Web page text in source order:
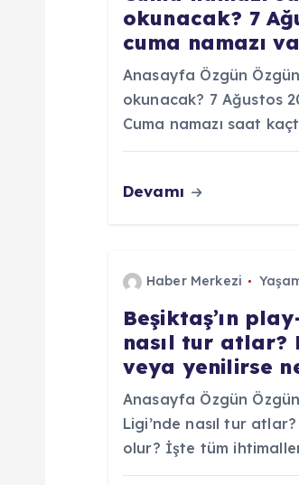
okunacak? 7
cuma namazı
Anasayfa Özgün
okunacak? 7 Ağustos
Cuma namazı saat
Devamı
Haber Merkezi
Beşiktaş’ın
nasıl tur atlar?
veya yenilirse
Anasayfa Özgün
Ligi’nde nasıl tur
olur? İşte tüm